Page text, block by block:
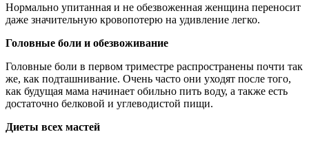
Нормально упитанная и не обезвоженная женщина переносит
даже значительную кровопотерю на удивление легко.
Головные боли и обезвоживание
Головные боли в первом триместре распространены почти так
же, как подташнивание. Очень часто они уходят после того,
как будущая мама начинает обильно пить воду, а также есть
достаточно белковой и углеводистой пищи.
Диеты всех мастей